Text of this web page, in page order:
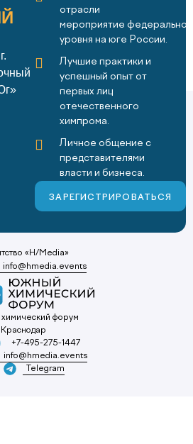
отрасли
мероприятие
уровня на юге России.
Лучшие практики и
успешный опыт от
первых лиц
отечественного
химпрома.
Личное общение с
представителями
власти и бизнеса.
ЗАРЕГИСТРИРОВАТЬСЯ
«H/Media»
info@hmedia.events
форум
Краснодар
+7-495-275-1447
info@hmedia.events
Telegram